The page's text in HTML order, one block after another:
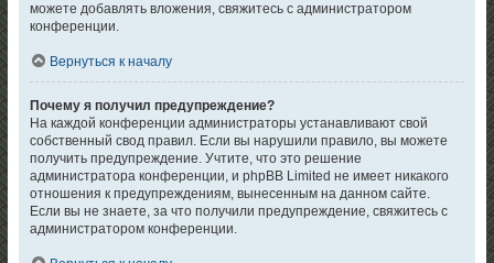
можете добавлять вложения, свяжитесь с администратором
конференции.
Вернуться к началу
Почему я получил предупреждение?
На каждой конференции администраторы устанавливают свой
собственный свод правил. Если вы нарушили правило, вы можете
получить предупреждение. Учтите, что это решение
администратора конференции, и phpBB Limited не имеет никакого
отношения к предупреждениям, вынесенным на данном сайте.
Если вы не знаете, за что получили предупреждение, свяжитесь с
администратором конференции.